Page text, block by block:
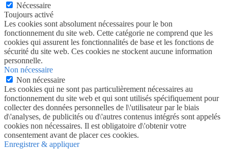
Nécessaire
Toujours activé
Les cookies sont absolument nécessaires pour le bon
fonctionnement du site web. Cette catégorie ne comprend que les
cookies qui assurent les fonctionnalités de base et les fonctions de
sécurité du site web. Ces cookies ne stockent aucune information
personnelle.
Non nécessaire
Non nécessaire
Les cookies qui ne sont pas particulièrement nécessaires au
fonctionnement du site web et qui sont utilisés spécifiquement pour
collecter des données personnelles de l\'utilisateur par le biais
d\'analyses, de publicités ou d\'autres contenus intégrés sont appelés
cookies non nécessaires. Il est obligatoire d\'obtenir votre
consentement avant de placer ces cookies.
Enregistrer & appliquer